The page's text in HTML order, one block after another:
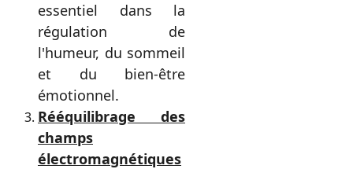
essentiel dans la
régulation de
l'humeur, du sommeil
et du bien-être
émotionnel.
Rééquilibrage des
champs
électromagnétiques